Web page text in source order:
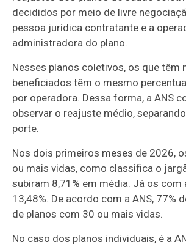
decididos por meio de livre
pessoa jurídica contratante e a
administradora do plano.
Nesses planos coletivos, os que têm
beneficiados têm o mesmo
por operadora. Dessa forma, a ANS
observar o reajuste médio,
porte.
Nos dois primeiros meses de 2026,
ou mais vidas, como classifica o
subiram 8,71% em média. Já os com
13,48%. De acordo com a ANS, 77%
de planos com 30 ou mais vidas.
No caso dos planos individuais, é a